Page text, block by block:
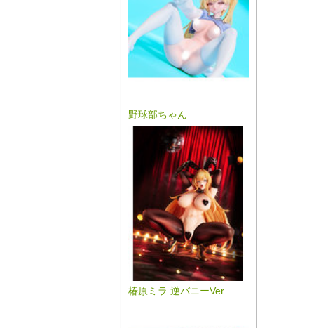
野球部ちゃん
椿原ミラ 逆バニーVer.